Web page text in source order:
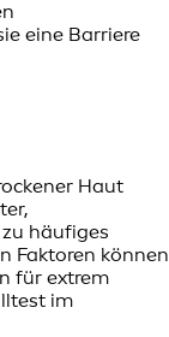
eine Barriere
Haut
häufiges
Faktoren können
für extrem
im